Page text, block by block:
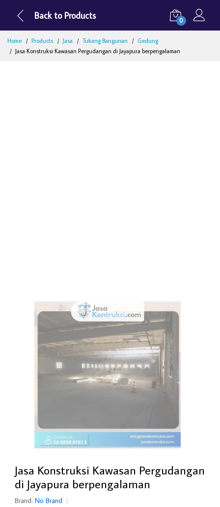
Back to Products 0
Home Products Jasa Tukang Bangunan
Gedung
Jasa Konstruksi Kawasan Pergudangan di Jayapura berpengalaman
Jasa Konstruksi Kawasan Pergudangan
di Jayapura berpengalaman
Brand: No Brand